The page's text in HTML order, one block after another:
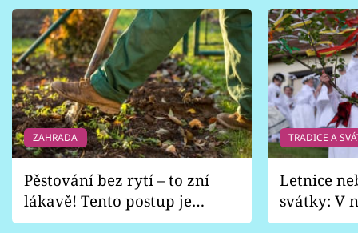
ZAHRADA
Pěstování bez rytí – to zní
lákavě! Tento postup je
vhodný jen pro některé
TRADICE A
Letnice
svátky: V
pondělí